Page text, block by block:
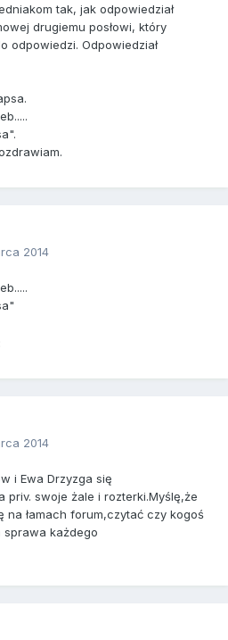
tak, jak odpowiedział
drugiemu posłowi, który
odpowiedzi. Odpowiedział
2014
2014
i Ewa Drzyzga się
priv. swoje żale i rozterki.Myślę,że
łamach forum,czytać czy kogoś
sprawa każdego